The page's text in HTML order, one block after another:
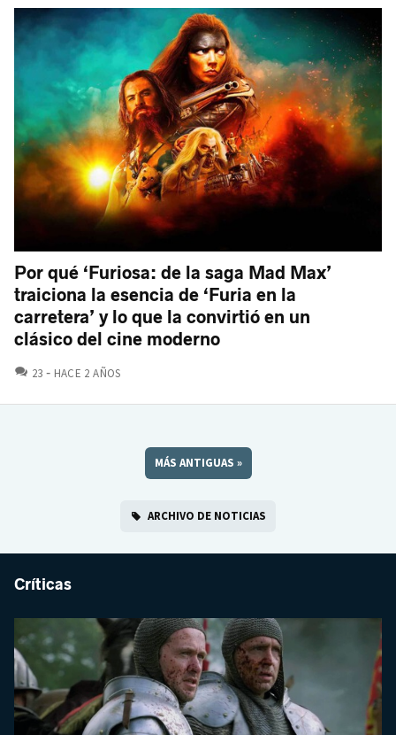
Por qué ‘Furiosa: de la saga Mad Max’
traiciona la esencia de ‘Furia en la
carretera’ y lo que la convirtió en un
clásico del cine moderno
23 COMENTARIOS
HACE 2 AÑOS
MÁS ANTIGUAS »
ARCHIVO DE NOTICIAS
Críticas